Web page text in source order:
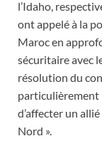
l’Idaho,
ont appelé à la
Maroc en
sécuritaire avec
résolution du
particulièrement
d’affecter un
Nord ».